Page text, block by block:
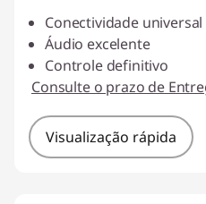
Conectividade
Áudio excelente
Controle definitivo
Consulte o prazo de
Visualização rápida